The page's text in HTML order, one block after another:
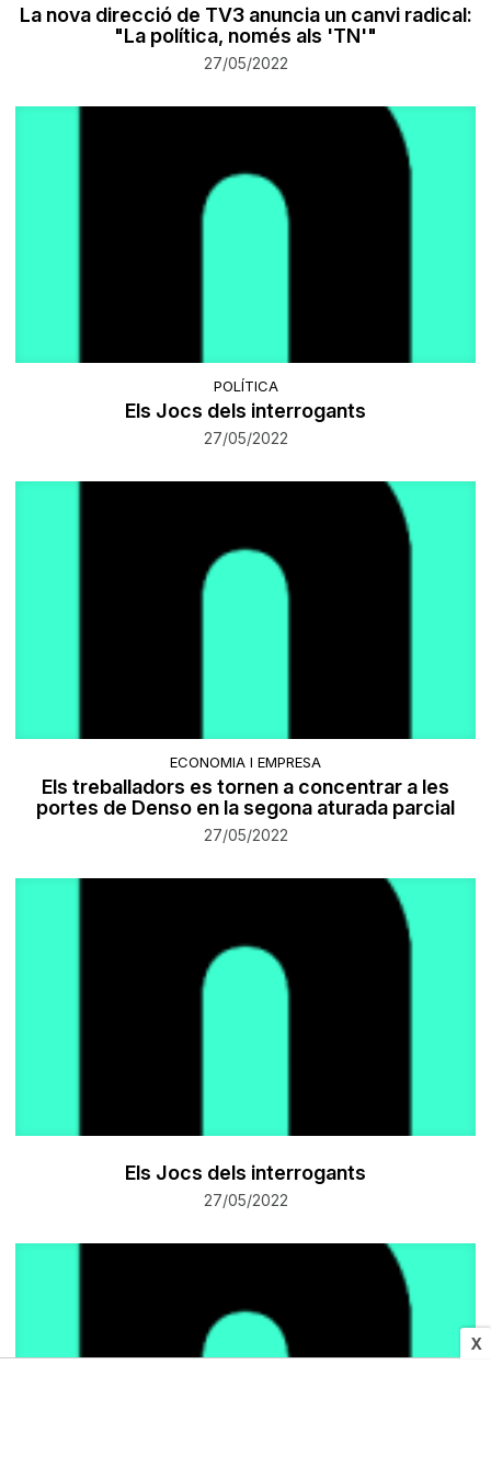
X
La nova direcció de TV3 anuncia un canvi radical:
"La política, només als 'TN'"
27/05/2022
POLÍTICA
Els Jocs dels interrogants
27/05/2022
ECONOMIA I EMPRESA
Els treballadors es tornen a concentrar a les
portes de Denso en la segona aturada parcial
27/05/2022
Els Jocs dels interrogants
27/05/2022